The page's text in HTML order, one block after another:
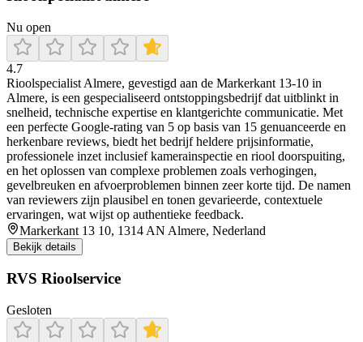
Nu open
4.7
Rioolspecialist Almere, gevestigd aan de Markerkant 13‑10 in
Almere, is een gespecialiseerd ontstoppingsbedrijf dat uitblinkt in
snelheid, technische expertise en klantgerichte communicatie. Met
een perfecte Google-rating van 5 op basis van 15 genuanceerde en
herkenbare reviews, biedt het bedrijf heldere prijsinformatie,
professionele inzet inclusief kamerainspectie en riool doorspuiting,
en het oplossen van complexe problemen zoals verhogingen,
gevelbreuken en afvoerproblemen binnen zeer korte tijd. De namen
van reviewers zijn plausibel en tonen gevarieerde, contextuele
ervaringen, wat wijst op authentieke feedback.
Markerkant 13 10, 1314 AN Almere, Nederland
Bekijk details
RVS Rioolservice
Gesloten